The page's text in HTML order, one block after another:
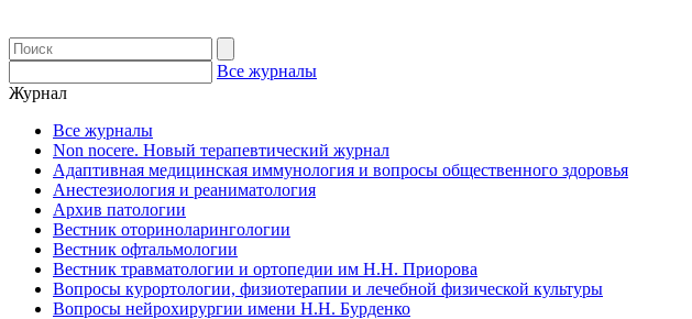
Все журналы
Журнал
Все журналы
Non nocere. Новый терапевтический журнал
Адаптивная медицинская иммунология и вопросы общественного здоровья
Анестезиология и реаниматология
Архив патологии
Вестник оториноларингологии
Вестник офтальмологии
Вестник травматологии и ортопедии им Н.Н. Приорова
Вопросы курортологии, физиотерапии и лечебной физической культуры
Вопросы нейрохирургии имени Н.Н. Бурденко